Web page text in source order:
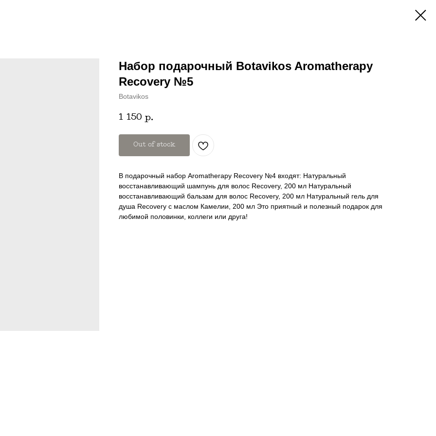
Набор подарочный Botavikos Aromatherapy
Recovery №5
Botavikos
1 150 р.
Out of stock
В подарочный набор Aromatherapy Recovery №4 входят: Натуральный
восстанавливающий шампунь для волос Recovery, 200 мл Натуральный
восстанавливающий бальзам для волос Recovery, 200 мл Натуральный гель для
душа Recovery с маслом Камелии, 200 мл Это приятный и полезный подарок для
любимой половинки, коллеги или друга!